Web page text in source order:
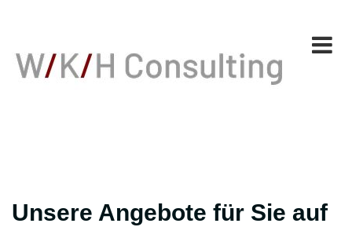
Unsere Angebote für Sie auf